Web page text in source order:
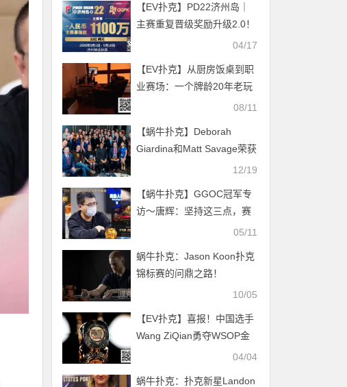
短牌赛冠军！
【EV扑克】PD22济州岛｜
主赛重复晋级奖励升级2.0！
魔法扑克炸场来袭，QQPK
先享
04/17
【EV扑克】从厨房饭桌到职
业赛场：一个牌龄20年老玩
08/11
【蜗牛扑克】Deborah
Giardina和Matt Savage荣获
12/19
【蜗牛扑克】GGOC冠军专
访～唐辉：坚持这三点，赛
场上也能大放异彩！生肖赛
05/11
蜗牛扑克：Jason Koon扑克
锦标赛的问鼎之路！
10/05
【EV扑克】喜报！中国选手
Wang ZiQian勇夺WSOP金
戒指大师赛冠军，刘亚运挺
04/04
蜗牛扑克：扑克新星Landon